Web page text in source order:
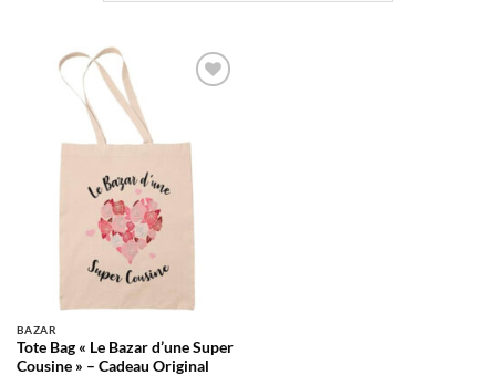
LISTE
BAZAR
Tote Bag « Le Bazar d’une Super
Cousine » – Cadeau Original